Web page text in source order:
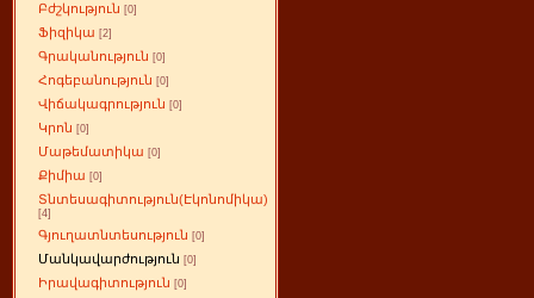
Բժշկություն [0]
Ֆիզիկա [2]
Գրականություն [0]
Հոգեբանություն [0]
Վիճակագրություն [0]
Կրոն [0]
Մաթեմատիկա [0]
Քիմիա [0]
Տնտեսագիտություն(Էկոնոմիկա)
[4]
Գյուղատնտեսություն [0]
Մանկավարժություն [0]
Իրավագիտություն [0]